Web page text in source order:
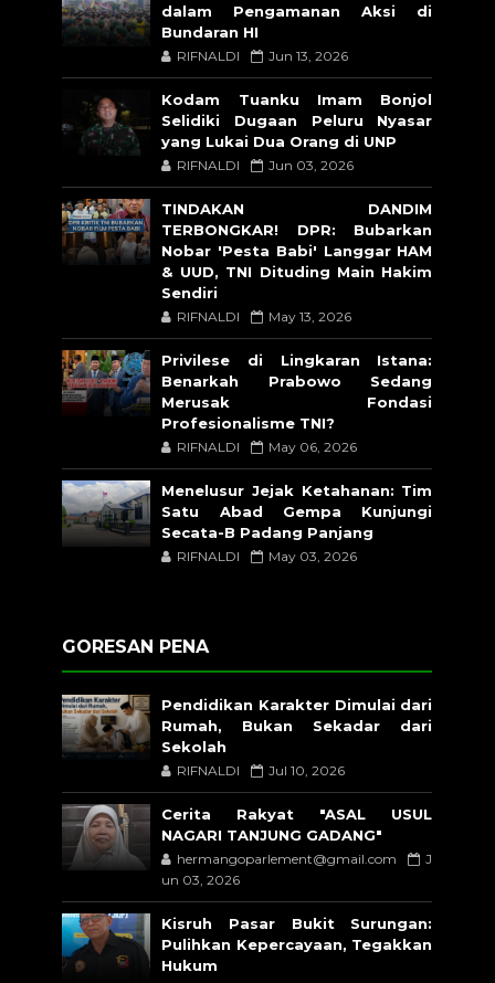
dalam Pengamanan Aksi di
Bundaran HI
RIFNALDI Jun 13, 2026
Kodam Tuanku Imam Bonjol
Selidiki Dugaan Peluru Nyasar
yang Lukai Dua Orang di UNP
RIFNALDI Jun 03, 2026
TINDAKAN DANDIM
TERBONGKAR! DPR: Bubarkan
Nobar 'Pesta Babi' Langgar HAM
& UUD, TNI Dituding Main Hakim
Sendiri
RIFNALDI May 13, 2026
Privilese di Lingkaran Istana:
Benarkah Prabowo Sedang
Merusak Fondasi
Profesionalisme TNI?
RIFNALDI May 06, 2026
Menelusur Jejak Ketahanan: Tim
Satu Abad Gempa Kunjungi
Secata-B Padang Panjang
RIFNALDI May 03, 2026
GORESAN PENA
Pendidikan Karakter Dimulai dari
Rumah, Bukan Sekadar dari
Sekolah
RIFNALDI Jul 10, 2026
Cerita Rakyat "ASAL USUL
NAGARI TANJUNG GADANG"
hermangoparlement@gmail.com
J
un 03, 2026
Kisruh Pasar Bukit Surungan:
Pulihkan Kepercayaan, Tegakkan
Hukum